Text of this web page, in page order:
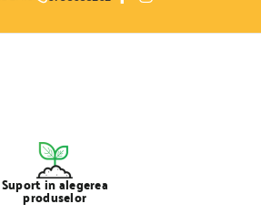
Suport in alegerea
produselor